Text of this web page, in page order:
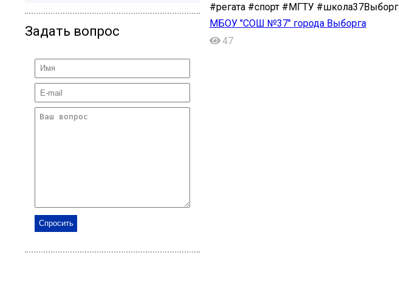
Задать вопрос
#регата #спорт #МГТУ #школа37Выборг
МБОУ "СОШ №37" города Выборга
47